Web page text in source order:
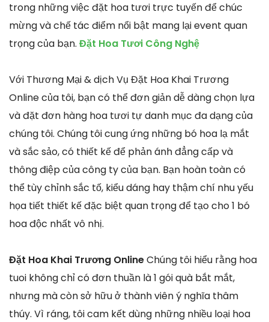
trong những việc đặt hoa tươi trực tuyến để chúc
mừng và chế tác điểm nổi bật mang lại event quan
trọng của bạn. Đặt Hoa Tươi Công Nghệ
Với Thương Mại & dịch Vụ Đặt Hoa Khai Trương
Online của tôi, bạn có thể đơn giản dễ dàng chọn lựa
và đặt đơn hàng hoa tươi tự danh mục đa dạng của
chúng tôi. Chúng tôi cung ứng những bó hoa lạ mắt
và sắc sảo, có thiết kế để phản ánh đẳng cấp và
thông điệp của công ty của bạn. Bạn hoàn toàn có
thể tùy chỉnh sắc tố, kiểu dáng hay thậm chí nhu yếu
họa tiết thiết kế đặc biệt quan trọng để tạo cho 1 bó
hoa độc nhất vô nhị.
Đặt Hoa Khai Trương OnlineChúng tôi hiểu rằng hoa
tuoi không chỉ có đơn thuần là 1 gói quà bắt mắt,
nhưng mà còn sở hữu ở thành viên ý nghĩa thâm
thúy. Vì ráng, tôi cam kết dùng những nhiều loại hoa